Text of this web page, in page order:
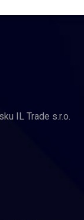
IL Trade s.r.o.